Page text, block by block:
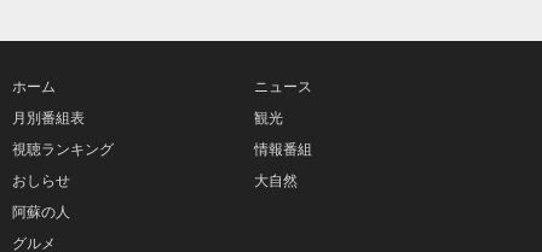
ホーム
月別番組表
視聴ランキング
おしらせ
ニュース
観光
情報番組
大自然
阿蘇の人
グルメ